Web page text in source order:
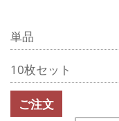
単品
10枚セット
ご注文